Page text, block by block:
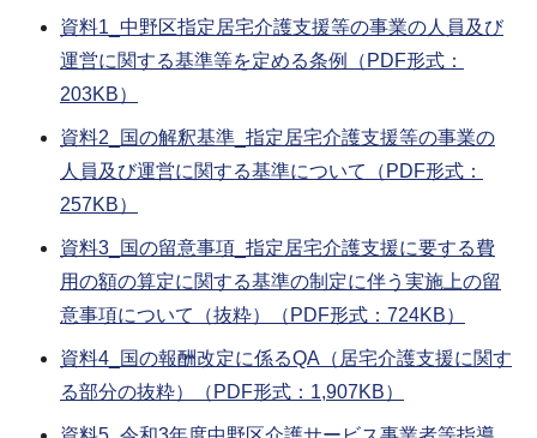
資料1_中野区指定居宅介護支援等の事業の人員及び
運営に関する基準等を定める条例（PDF形式：
203KB）
資料2_国の解釈基準_指定居宅介護支援等の事業の
人員及び運営に関する基準について（PDF形式：
257KB）
資料3_国の留意事項_指定居宅介護支援に要する費
用の額の算定に関する基準の制定に伴う実施上の留
意事項について（抜粋）（PDF形式：724KB）
資料4_国の報酬改定に係るQA（居宅介護支援に関す
る部分の抜粋）（PDF形式：1,907KB）